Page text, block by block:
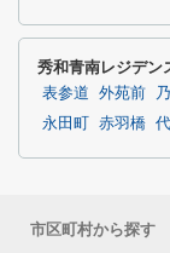
秀和青南レジデン
表参道 外苑前
永田町
赤羽橋
市区町村から探す